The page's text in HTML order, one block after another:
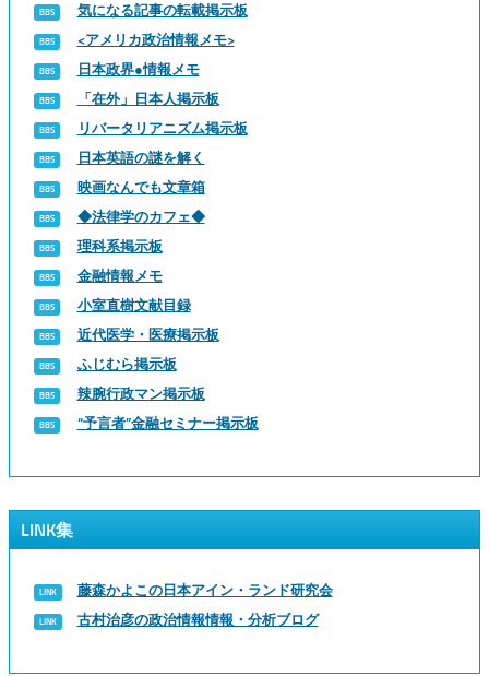
気になる記事の転載掲示板
<アメリカ政治情報メモ>
日本政界●情報メモ
「在外」日本人掲示板
リバータリアニズム掲示板
日本英語の謎を解く
映画なんでも文章箱
◆法律学のカフェ◆
理科系掲示板
金融情報メモ
小室直樹文献目録
近代医学・医療掲示板
ふじむら掲示板
辣腕行政マン掲示板
“予言者”金融セミナー掲示板
LINK集
藤森かよこの日本アイン・ランド研究会
古村治彦の政治情報情報・分析ブログ